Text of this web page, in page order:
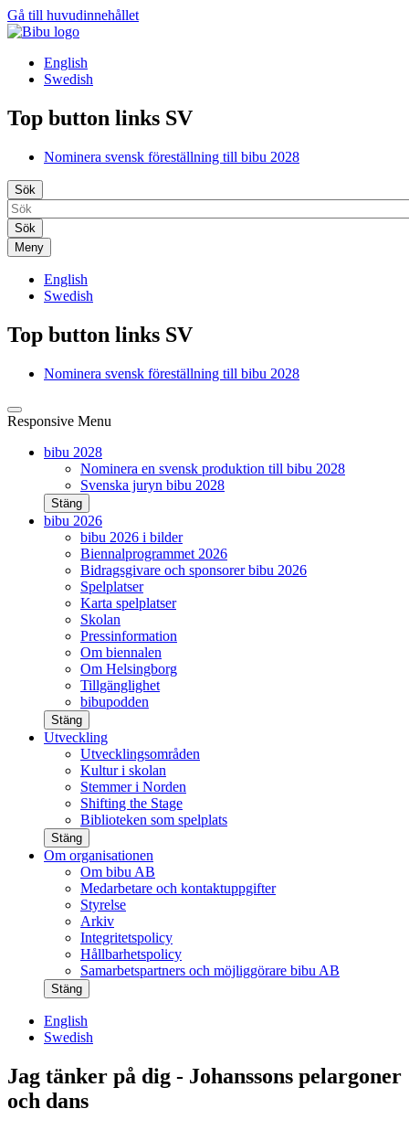
Gå till huvudinnehållet
English
Swedish
Top button links SV
Nominera svensk föreställning till bibu 2028
Sök
Meny
English
Swedish
Top button links SV
Nominera svensk föreställning till bibu 2028
Responsive Menu
bibu 2028
Nominera en svensk produktion till bibu 2028
Svenska juryn bibu 2028
Stäng
bibu 2026
bibu 2026 i bilder
Biennalprogrammet 2026
Bidragsgivare och sponsorer bibu 2026
Spelplatser
Karta spelplatser
Skolan
Pressinformation
Om biennalen
Om Helsingborg
Tillgänglighet
bibupodden
Stäng
Utveckling
Utvecklingsområden
Kultur i skolan
Stemmer i Norden
Shifting the Stage
Biblioteken som spelplats
Stäng
Om organisationen
Om bibu AB
Medarbetare och kontaktuppgifter
Styrelse
Arkiv
Integritetspolicy
Hållbarhetspolicy
Samarbetspartners och möjliggörare bibu AB
Stäng
English
Swedish
Jag tänker på dig - Johanssons pelargoner
och dans